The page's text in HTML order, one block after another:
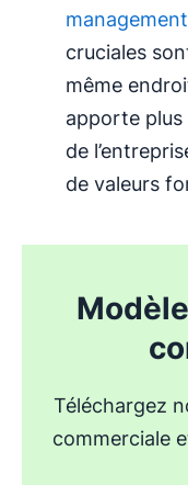
management
cruciales
même
apporte
de
de valeurs
Téléchargez
commerciale